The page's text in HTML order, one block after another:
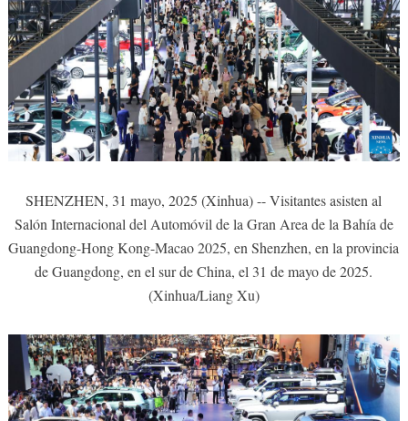
SHENZHEN, 31 mayo, 2025 (Xinhua) -- Visitantes asisten al
Salón Internacional del Automóvil de la Gran Area de la Bahía de
Guangdong-Hong Kong-Macao 2025, en Shenzhen, en la provincia
de Guangdong, en el sur de China, el 31 de mayo de 2025.
(Xinhua/Liang Xu)